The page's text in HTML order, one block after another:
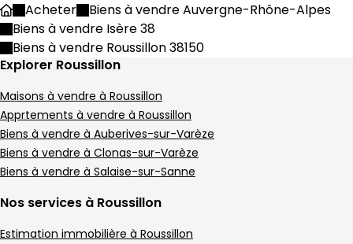
714 €
Le Péage-de-Roussillon - 38550
Appartement • 2 pièces • 45 m²
DPE :
C 1 chambre
,
1 Terrasse
,
Terrain 50 m²
49 m² 2 pièces Roussillon
Aller à l'image1
Aller à l'image 2
Aller à l'image 3
Aller à l'image 4
Aller à l'image5
AccueilAcheter
Biens à vendre Auvergne-Rhône-Alpes
Biens à vendre Isère 38
Biens à vendre Roussillon 38150
Explorer Roussillon
Maisons à vendre à Roussillon
Apprtements à vendre à Roussillon
Biens à vendre à Auberives-sur-Varèze
Biens à vendre à Clonas-sur-Varèze
Biens à vendre à Salaise-sur-Sanne
Nos services à Roussillon
Estimation immobilière à Roussillon